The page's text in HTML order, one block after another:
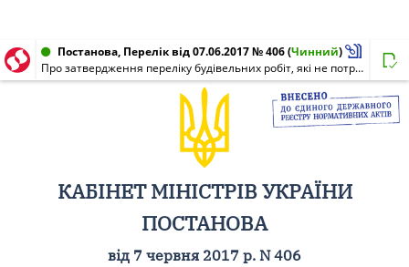
Постанова, Перелік від 07.06.2017 № 406(Чинний)
Про затвердження переліку будівельних робіт, які не потребують документів, що дають право на їх виконання, та після закінчення яких об'єкт не підлягає прийняттю в експлуатацію